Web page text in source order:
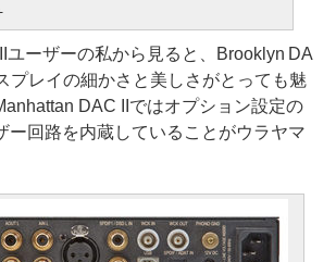
ユーザーの私から見ると、Brooklyn DA
プレイの細かさと美しさがとっても魅
DAC IIではオプション設定の
ー回路を内蔵していることがウラヤマ